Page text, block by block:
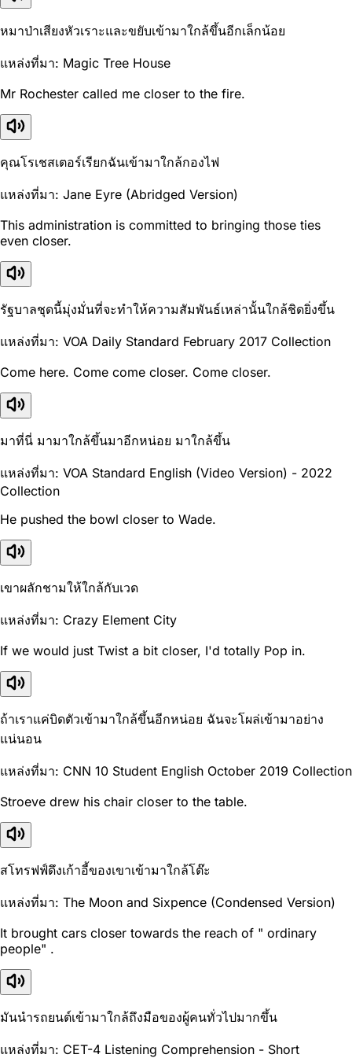
หมาป่าเสียงหัวเราะและขยับเข้ามาใกล้ขึ้นอีกเล็กน้อย
แหล่งที่มา: Magic Tree House
Mr Rochester called me closer to the fire.
คุณโรเชสเตอร์เรียกฉันเข้ามาใกล้กองไฟ
แหล่งที่มา: Jane Eyre (Abridged Version)
This administration is committed to bringing those ties
even closer.
รัฐบาลชุดนี้มุ่งมั่นที่จะทำให้ความสัมพันธ์เหล่านั้นใกล้ชิดยิ่งขึ้น
แหล่งที่มา: VOA Daily Standard February 2017 Collection
Come here. Come come closer. Come closer.
มาที่นี่ มามาใกล้ขึ้นมาอีกหน่อย มาใกล้ขึ้น
แหล่งที่มา: VOA Standard English (Video Version) - 2022
Collection
He pushed the bowl closer to Wade.
เขาผลักชามให้ใกล้กับเวด
แหล่งที่มา: Crazy Element City
If we would just Twist a bit closer, I'd totally Pop in.
ถ้าเราแค่บิดตัวเข้ามาใกล้ขึ้นอีกหน่อย ฉันจะโผล่เข้ามาอย่าง
แน่นอน
แหล่งที่มา: CNN 10 Student English October 2019 Collection
Stroeve drew his chair closer to the table.
สโทรฟฟ์ดึงเก้าอี้ของเขาเข้ามาใกล้โต๊ะ
แหล่งที่มา: The Moon and Sixpence (Condensed Version)
It brought cars closer towards the reach of " ordinary
people" .
มันนำรถยนต์เข้ามาใกล้ถึงมือของผู้คนทั่วไปมากขึ้น
แหล่งที่มา: CET-4 Listening Comprehension - Short